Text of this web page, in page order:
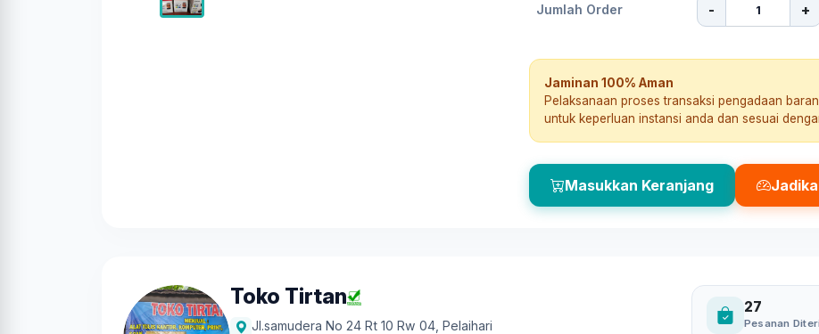
Jumlah Order - +
Jaminan 100% Aman
Pelaksanaan proses transaksi pengadaan
untuk keperluan instansi anda dan sesuai
Masukkan Keranjang
Toko Tirtan
Jl.samudera No 24 Rt 10 Rw 04 Pelaihari
27
Pesanan